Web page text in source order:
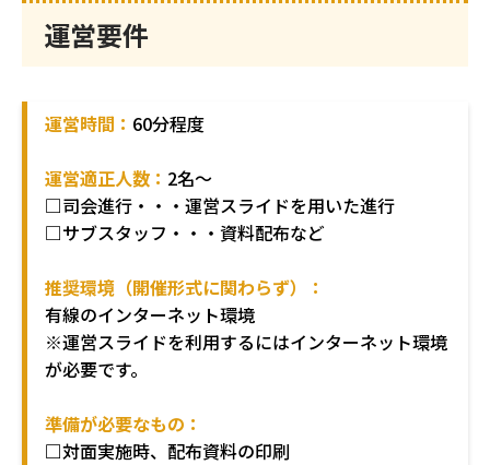
運営要件
運営時間： 60分程度
運営適正人数： 2名～
□司会進行・・・運営スライドを用いた進行
□サブスタッフ・・・資料配布など
推奨環境（開催形式に関わらず）：
有線のインターネット環境
※運営スライドを利用するにはインターネット環境
が必要です。
準備が必要なもの：
□対面実施時、配布資料の印刷